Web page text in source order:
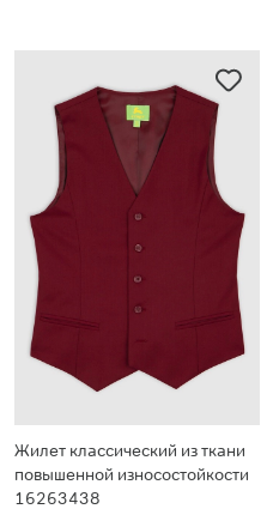
Жилет классический из ткани
повышенной износостойкости
16263438